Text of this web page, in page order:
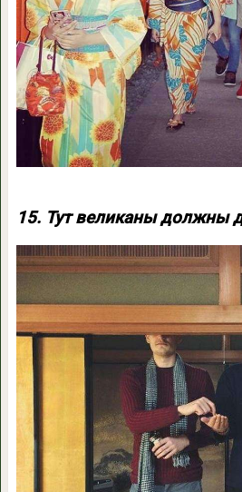
15. Тут великаны должны